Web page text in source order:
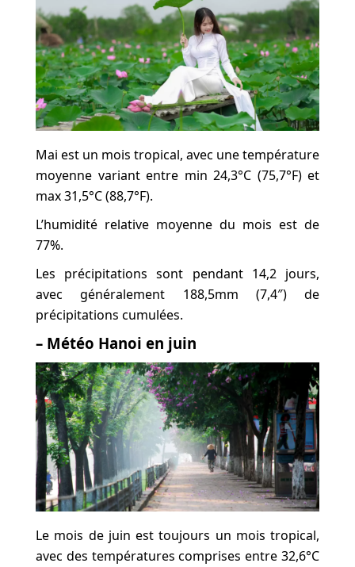
Mai est un mois tropical, avec une température
moyenne variant entre min 24,3°C (75,7°F) et
max 31,5°C (88,7°F).
L’humidité relative moyenne du mois est de
77%.
Les précipitations sont pendant 14,2 jours,
avec généralement 188,5mm (7,4″) de
précipitations cumulées.
– Météo Hanoi en juin
Le mois de juin est toujours un mois tropical,
avec des températures comprises entre 32,6°C